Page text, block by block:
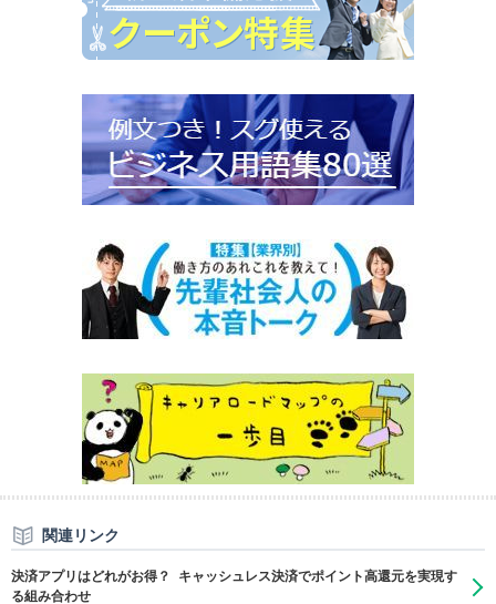
関連リンク
決済アプリはどれがお得？ キャッシュレス決済でポイント高還元を実現す
る組み合わせ